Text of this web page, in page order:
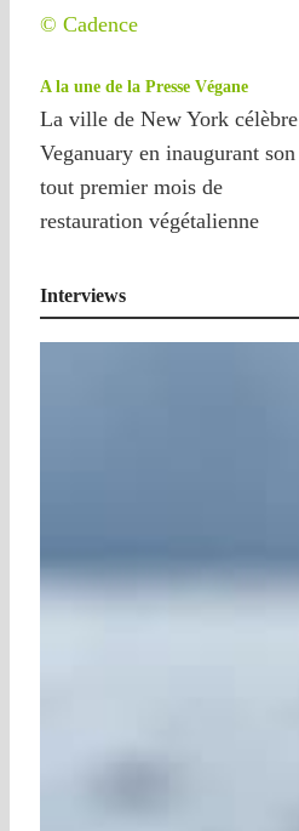
© Cadence
A la une de la Presse Végane
La ville de New York célèbre
Veganuary en inaugurant son
tout premier mois de
restauration végétalienne
Interviews